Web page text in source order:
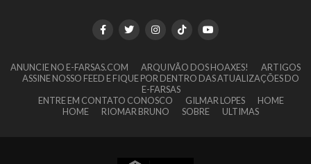
ANUNCIE NO E-FARSAS.COM ARQUIVÃO DOS HOAXES!
ARTIGOS
ASSINE NOSSO FEED E FIQUE POR DENTRO DAS ATUALIZAÇÕES DO
E-FARSAS
ENTRE EM CONTATO CONOSCO
GILMAR LOPES
HOME
HOME
RIOMAR BRUNO SOBRE ULTIMAS